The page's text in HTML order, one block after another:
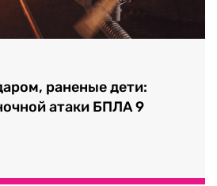
раненые дети:
атаки БПЛА 9